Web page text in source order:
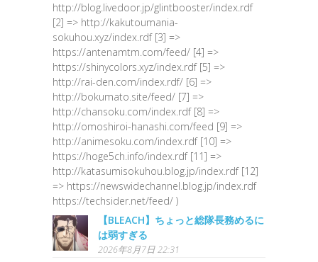
http://blog.livedoor.jp/glintbooster/index.rdf
[2] => http://kakutoumania-
sokuhou.xyz/index.rdf [3] =>
https://antenamtm.com/feed/ [4] =>
https://shinycolors.xyz/index.rdf [5] =>
http://rai-den.com/index.rdf/ [6] =>
http://bokumato.site/feed/ [7] =>
http://chansoku.com/index.rdf [8] =>
http://omoshiroi-hanashi.com/feed [9] =>
http://animesoku.com/index.rdf [10] =>
https://hoge5ch.info/index.rdf [11] =>
http://katasumisokuhou.blog.jp/index.rdf [12]
=> https://newswidechannel.blog.jp/index.rdf
https://techsider.net/feed/ )
【BLEACH】ちょっと総隊長務めるに
は弱すぎる
2026年8月7日 22:31